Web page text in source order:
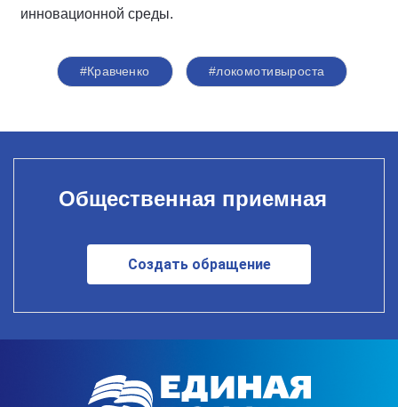
инновационной среды.
#Кравченко #локомотивыроста
Общественная приемная
Создать обращение